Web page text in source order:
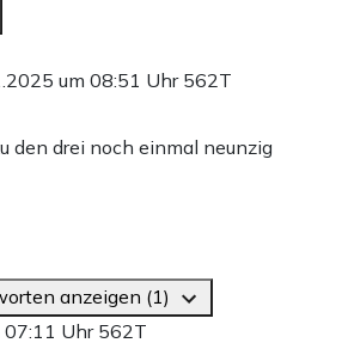
um 08:51 Uhr 562T
den drei noch einmal neunzig
anzeigen (1)
07:11 Uhr 562T